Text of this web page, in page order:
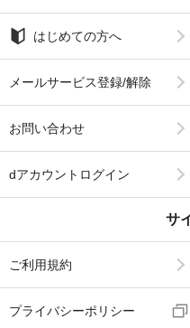
はじめての方へ
メールサービス登録/解除
お問い合わせ
dアカウントログイン
サ
ご利用規約
プライバシーポリシー